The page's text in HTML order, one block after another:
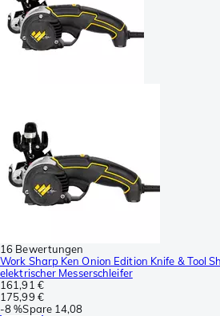
16 Bewertungen
Work Sharp Ken Onion Edition Knife & Tool
elektrischer Messerschleifer
161,91 €
175,99 €
-8 %Spare 14,08